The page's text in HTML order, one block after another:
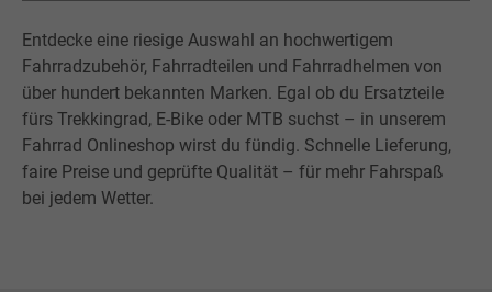
Entdecke eine riesige Auswahl an hochwertigem
Fahrradzubehör, Fahrradteilen und Fahrradhelmen von
über hundert bekannten Marken. Egal ob du Ersatzteile
fürs Trekkingrad, E-Bike oder MTB suchst – in unserem
Fahrrad Onlineshop wirst du fündig. Schnelle Lieferung,
faire Preise und geprüfte Qualität – für mehr Fahrspaß
bei jedem Wetter.